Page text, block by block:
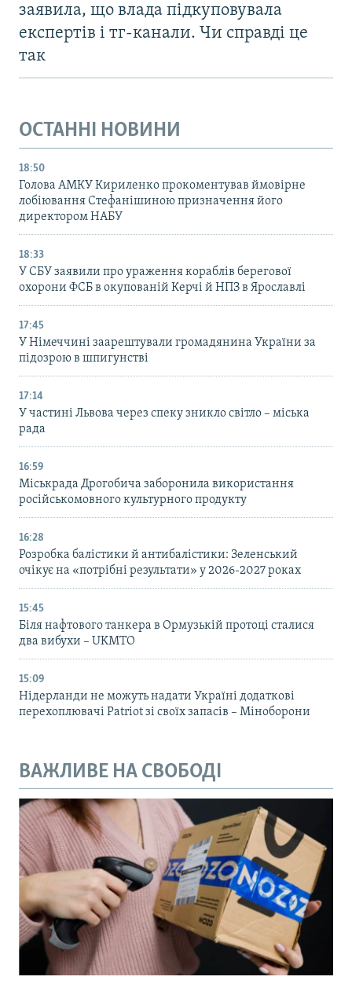
заявила, що влада підкуповувала
експертів і тг-канали. Чи справді це
так
ОСТАННІ НОВИНИ
18:50
Голова АМКУ Кириленко прокоментував ймовірне
лобіювання Стефанішиною призначення його
директором НАБУ
18:33
У СБУ заявили про ураження кораблів берегової
охорони ФСБ в окупованій Керчі й НПЗ в Ярославлі
17:45
У Німеччині заарештували громадянина України за
підозрою в шпигунстві
17:14
У частині Львова через спеку зникло світло – міська
рада
16:59
Міськрада Дрогобича заборонила використання
російськомовного культурного продукту
16:28
Розробка балістики й антибалістики: Зеленський
очікує на «потрібні результати» у 2026-2027 роках
15:45
Біля нафтового танкера в Ормузькій протоці сталися
два вибухи – UKMTO
15:09
Нідерланди не можуть надати Україні додаткові
перехоплювачі Patriot зі своїх запасів – Міноборони
ВАЖЛИВЕ НА СВОБОДІ